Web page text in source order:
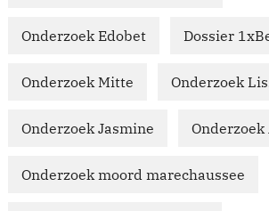
Onderzoek Edobet Dossier
Onderzoek Mitte Onderzoek
Onderzoek Jasmine
Onderzoek moord marechaussee